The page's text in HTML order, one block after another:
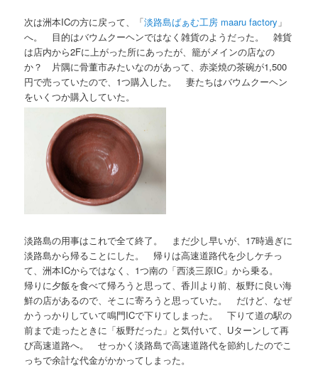
次は洲本ICの方に戻って、「淡路島ばぁむ工房 maaru factory 」
へ。 目的はバウムクーヘンではなく雑貨のようだった。 雑貨
は店内から2Fに上がった所にあったが、籠がメインの店なの
か？ 片隅に骨董市みたいなのがあって、赤楽焼の茶碗が1,500
円で売っていたので、1つ購入した。 妻たちはバウムクーヘン
をいくつか購入していた。
淡路島の用事はこれで全て終了。 まだ少し早いが、17時過ぎに
淡路島から帰ることにした。 帰りは高速道路代を少しケチっ
て、洲本ICからではなく、1つ南の「西淡三原IC」から乗る。
帰りに夕飯を食べて帰ろうと思って、香川より前、板野に良い海
鮮の店があるので、そこに寄ろうと思っていた。 だけど、なぜ
かうっかりしていて鳴門ICで下りてしまった。 下りて道の駅の
前まで走ったときに「板野だった」と気付いて、Uターンして再
び高速道路へ。 せっかく淡路島で高速道路代を節約したのでこ
っちで余計な代金がかかってしまった。